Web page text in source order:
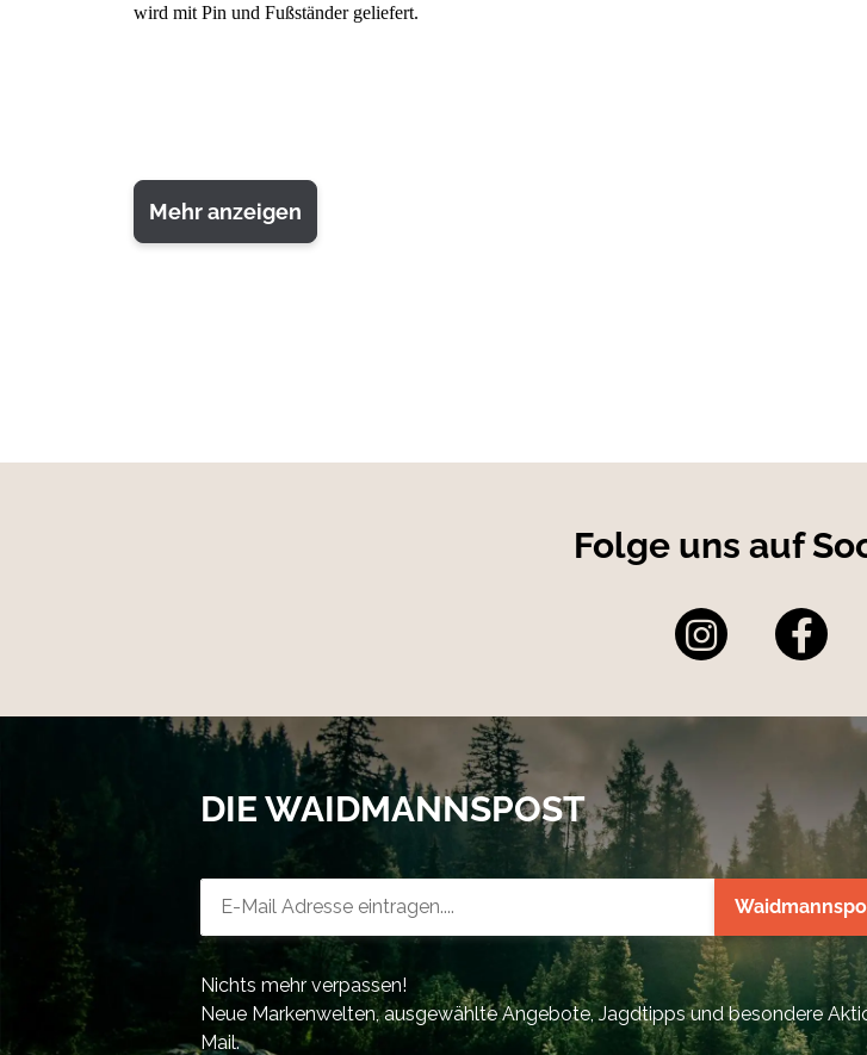
wird mit Pin und Fußständer geliefert.
Mehr anzeigen
Folge uns auf
DIE WAIDMANNSPOST
Nichts mehr verpassen!
Neue Markenwelten, ausgewählte Angebote, Jagdtipps und besondere
Mail.